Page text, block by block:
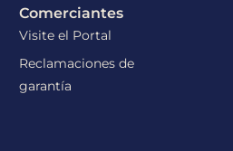
Comerciantes
Visite el Portal
Reclamaciones de
garantía